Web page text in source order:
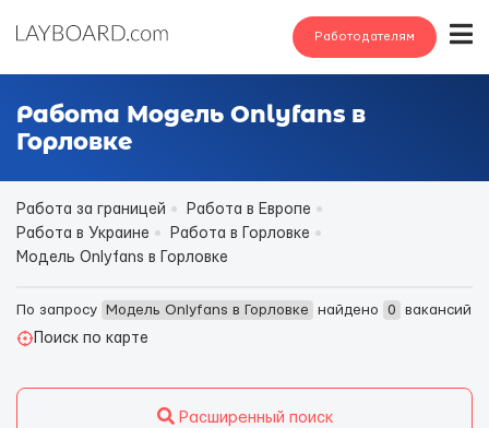
Работодателям
Работа Модель Onlyfans в
Горловке
Работа за границей
Работа в Европе
Работа в Украине
Работа в Горловке
Модель Onlyfans в Горловке
По запросу Модель Onlyfans в Горловке найдено 0
вакансий
Поиск по карте
Расширенный поиск